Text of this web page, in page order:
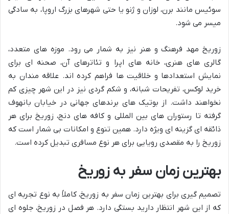
سوئیس مانند برن، لوزان و ژنو یا حتی شهرهای بزرگ اروپا، به سادگی
میسر می شود.
زوریخ مهد فرهنگ و هنر نیز به شمار می رود. موزه های متعدد،
گالری های هنری، خانه های اپرا و تئاترهای آن، صحنه ای برای
نمایش استعدادها و خلاقیت ها فراهم کرده اند. علاقه مندان به
خرید لوکس، تفریحات شبانه، و شکم گردی نیز در این شهر چیزی کم
نخواهند داشت. از بوتیک های برندهای جهانی در خیابان بانهوف
گرفته تا رستوران های بین المللی و کافه های دنج، زوریخ برای هر
ذائقه ای گزینه ای ویژه دارد. همین تنوع و امکانات بی شمار است که
زوریخ را به مقصدی رویایی برای هر نوع مسافری تبدیل کرده است.
بهترین زمان سفر به زوریخ
تصمیم گیری برای بهترین زمان سفر به زوریخ، کاملاً به نوع تجربه ای
که از این شهر انتظار دارید بستگی دارد. هر فصل در زوریخ، جلوه ای